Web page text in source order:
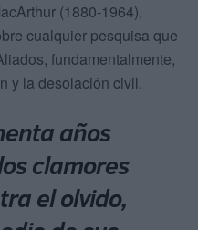
(1880-1964),
cualquier pesquisa que
fundamentalmente,
y la desolación civil.
años
clamores
el olvido,